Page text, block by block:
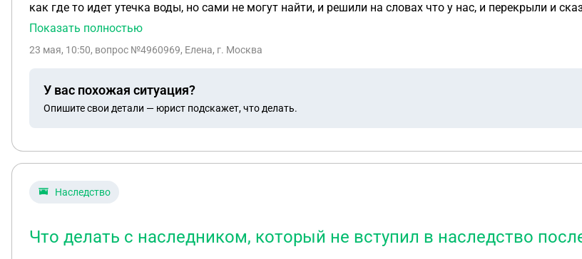
как где то идет утечка воды, но сами не могут найти, и решили на словах что у нас, и перекрыли и
Спасибо.
Показать полностью
23 мая, 10:50, вопрос №4960969, Елена, г. Москва
У вас похожая ситуация?
Опишите свои детали — юрист подскажет, что делать.
Наследство
Что делать с наследником, который не вступил в наследство